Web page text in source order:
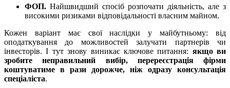
ФОП. Найшвидший спосіб розпочати діяльність, але з
високими ризиками відповідальності власним майном.
Кожен варіант має свої наслідки у майбутньому: від
оподаткування до можливостей залучати партнерів чи
інвесторів. І тут знову виникає ключове питання: якщо ви
зробите неправильний вибір, перереєстрація фірми
коштуватиме в рази дорожче, ніж одразу консультація
спеціаліста.